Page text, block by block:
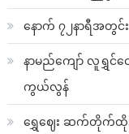
နောက် ၇၂နာရီအတွင်
နာမည်ကျော် လူရွှင်
ကွယ်လွန်
ရွှေဈေး ဆက်တိုက်ထိုး